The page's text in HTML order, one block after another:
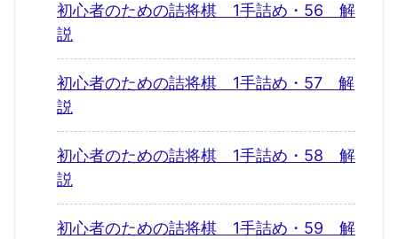
初心者のための詰将棋 1手詰め・56 解
説
初心者のための詰将棋 1手詰め・57 解
説
初心者のための詰将棋 1手詰め・58 解
説
初心者のための詰将棋 1手詰め・59 解